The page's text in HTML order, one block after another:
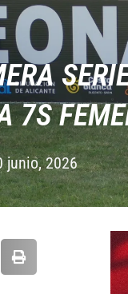
7S
junio, 2026